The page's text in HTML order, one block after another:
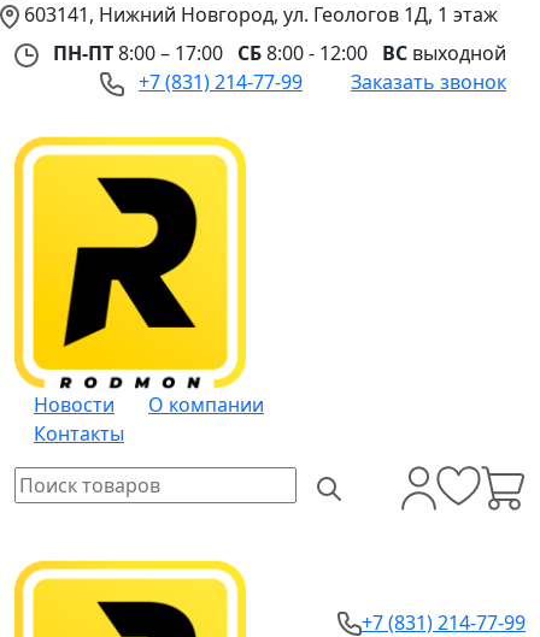
603141, Нижний Новгород, ул. Геологов 1Д, 1 этаж
ПН-ПТ8:00 – 17:00 СБ8:00 - 12:00 ВС выходной
+7 (831) 214-77-99
Заказать звонок
Новости
О компании
Контакты
+7 (831) 214-77-99